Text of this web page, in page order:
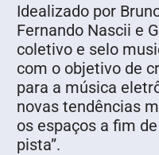
Idealizado por
Fernando Nascii e
coletivo e selo
com o objetivo de
para a música
novas tendências
os espaços a fim
pista”.